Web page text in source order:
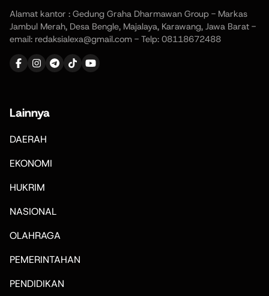
Alamat kantor : Gedung Graha Dharmawan Group - Markas
Jambul Merah, Desa Bengle, Majalaya, Karawang, Jawa Barat -
email: redaksialexa@gmail.com - Telp: 08118672488
Lainnya
DAERAH
EKONOMI
HUKRIM
NASIONAL
OLAHRAGA
PEMERINTAHAN
PENDIDIKAN